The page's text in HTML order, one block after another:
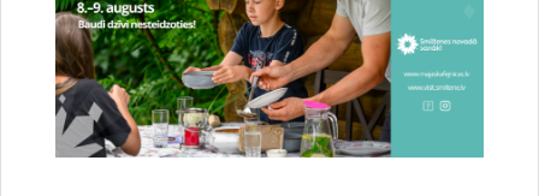
Sniegt atsauksmi